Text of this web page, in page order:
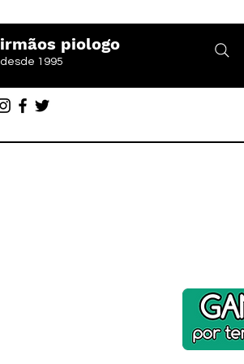
irmãos piologo
desde 1995